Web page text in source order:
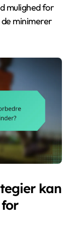
mulighed for
minimerer
kan